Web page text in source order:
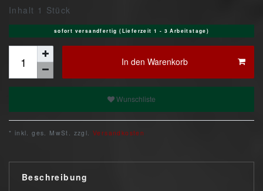
Inhalt 1 Stück
sofort versandfertig (Lieferzeit 1 - 3 Arbeitstage)
In den Warenkorb
Wunschliste
* inkl. ges. MwSt. zzgl. Versandkosten
Beschreibung